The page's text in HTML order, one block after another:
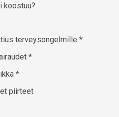
koostuu?
terveysongelmille *
*
*
piirteet